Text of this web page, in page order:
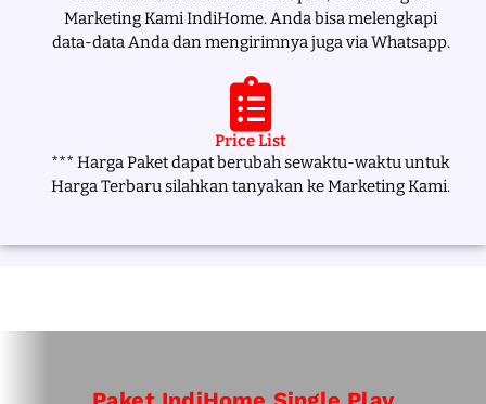
Marketing Kami IndiHome. Anda bisa melengkapi
data-data Anda dan mengirimnya juga via Whatsapp.
Price List
*** Harga Paket dapat berubah sewaktu-waktu untuk
Harga Terbaru silahkan tanyakan ke Marketing Kami.